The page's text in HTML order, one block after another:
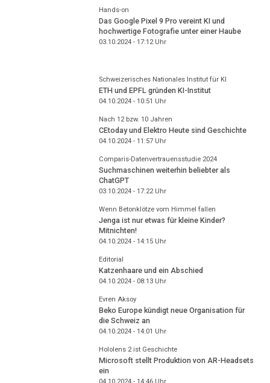
Hands-on
Das Google Pixel 9 Pro vereint KI und
hochwertige Fotografie unter einer Haube
03.10.2024 - 17:12Uhr
Schweizerisches Nationales Institut für KI
ETH und EPFL gründen KI-Institut
04.10.2024 - 10:51 Uhr
Nach 12 bzw. 10 Jahren
CEtoday und Elektro Heute sind Geschichte
04.10.2024 - 11:57Uhr
Comparis-Datenvertrauensstudie 2024
Suchmaschinen weiterhin beliebter als
ChatGPT
03.10.2024 - 17:22Uhr
Wenn Betonklötze vom Himmel fallen
Jenga ist nur etwas für kleine Kinder?
Mitnichten!
04.10.2024 - 14:15Uhr
Editorial
Katzenhaare und ein Abschied
04.10.2024 - 08:13Uhr
Evren Aksoy
Beko Europe kündigt neue Organisation für
die Schweiz an
04.10.2024 - 14:01 Uhr
Hololens 2 ist Geschichte
Microsoft stellt Produktion von AR-Headsets
ein
04.10.2024 - 14:46Uhr